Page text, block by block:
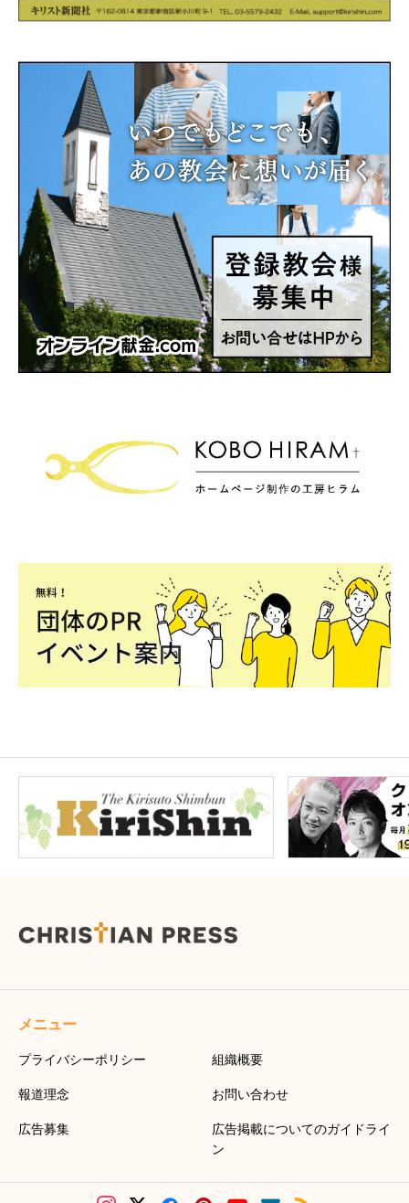
メニュー
プライバシーポリシー 組織概要
報道理念 お問い合わせ
広告募集
広告掲載についてのガイドライ
ン